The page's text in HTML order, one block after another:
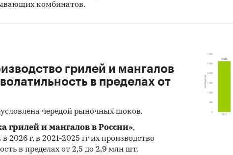
комбинатов.
грилей и мангалов
в пределах от
чередой рыночных шоков.
грилей и мангалов в России»,
2026 г, в 2021-2025 гг их производство
в пределах от 2,5 до 2,9 млн шт.